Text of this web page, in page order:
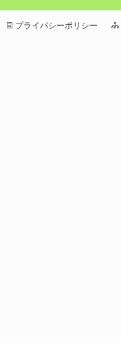
プライバシーポリシー